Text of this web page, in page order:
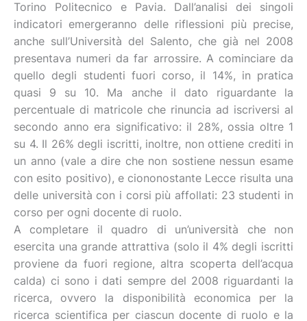
Torino Politecnico e Pavia. Dall’analisi dei singoli
indicatori emergeranno delle riflessioni più precise,
anche sull’Università del Salento, che già nel 2008
presentava numeri da far arrossire. A cominciare da
quello degli studenti fuori corso, il 14%, in pratica
quasi 9 su 10. Ma anche il dato riguardante la
percentuale di matricole che rinuncia ad iscriversi al
secondo anno era significativo: il 28%, ossia oltre 1
su 4. Il 26% degli iscritti, inoltre, non ottiene crediti in
un anno (vale a dire che non sostiene nessun esame
con esito positivo), e ciononostante Lecce risulta una
delle università con i corsi più affollati: 23 studenti in
corso per ogni docente di ruolo.
A completare il quadro di un’università che non
esercita una grande attrattiva (solo il 4% degli iscritti
proviene da fuori regione, altra scoperta dell’acqua
calda) ci sono i dati sempre del 2008 riguardanti la
ricerca, ovvero la disponibilità economica per la
ricerca scientifica per ciascun docente di ruolo e la